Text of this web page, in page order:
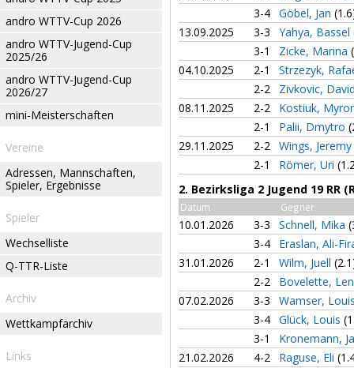
andro WTTV-Cup 2026
andro WTTV-Jugend-Cup
2025/26
andro WTTV-Jugend-Cup
2026/27
mini-Meisterschaften
Vereine
Adressen, Mannschaften,
Spieler, Ergebnisse
Spieler
Wechselliste
Q-TTR-Liste
Archiv
Wettkampfarchiv
Links
3-4 Göbel, Jan
13.09.2025
3-3 Yahya, Bassel
3-1
Zicke, Marina
04.10.2025
2-1
Strzezyk,
2-2
Zivkovic,
08.11.2025
2-2
Kostiuk,
2-1
Palii, Dmytro
29.11.2025
2-2 Wings, Jeremy
2-1
Römer, Uri
2. Bezirksliga 2 Jugend 19 RR
Datum Gegner
10.01.2026 3-3 Schnell, Mika
3-4
Eraslan, Ali-
31.01.2026
2-1 Wilm, Juell
2-2
Bovelette,
07.02.2026
3-3
Wamser,
3-4 Glück, Louis
3-1
Kronemann,
21.02.2026
4-2 Raguse, Eli